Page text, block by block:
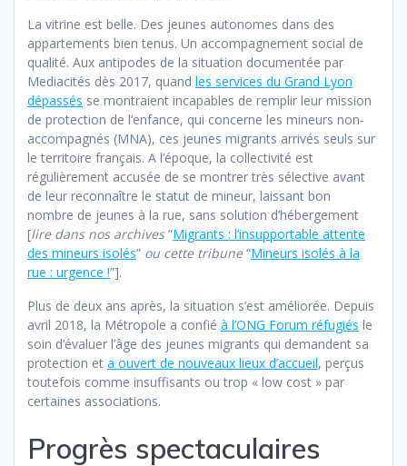
La vitrine est belle. Des jeunes autonomes dans des
appartements bien tenus. Un accompagnement social de
qualité. Aux antipodes de la situation documentée par
Mediacités dès 2017, quand les services du Grand Lyon
dépassés se montraient incapables de remplir leur mission
de protection de l’enfance, qui concerne les mineurs non‐
accompagnés (MNA), ces jeunes migrants arrivés seuls sur
le territoire français. A l’époque, la collectivité est
régulièrement accusée de se montrer très sélective avant
de leur reconnaître le statut de mineur, laissant bon
nombre de jeunes à la rue, sans solution d’hébergement
[lire dans nos archives“Migrants : l’insupportable attente
des mineurs isolés” ou cette tribune“Mineurs isolés à la
rue : urgence !”].
Plus de deux ans après, la situation s’est améliorée. Depuis
avril 2018, la Métropole a confié à l’ONG Forum réfugiés le
soin d’évaluer l’âge des jeunes migrants qui demandent sa
protection et a ouvert de nouveaux lieux d’accueil, perçus
toutefois comme insuffisants ou trop « low cost » par
certaines associations.
Progrès spectaculaires